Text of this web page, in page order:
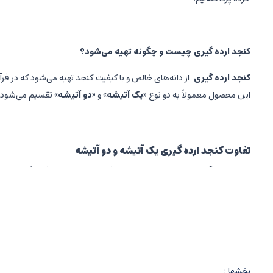
کنجد ارده گیری چیست و چگونه تهیه می‌شود؟
کنجد ارده گیری از دانه‌های خالص و با کیفیت کنجد تهیه می‌شود که در
این محصول معمولاً به دو نوع «یک آتیشه» و «دو آتیشه» تقسیم
تفاوت کنجد ارده گیری یک آتیشه و دو آتیشه
کنجد ارده گیری
یکی از خوراکی‌های پرطرفدار و پرخاصیت در فرهنگ غذایی
یک محصول فرآوری شده از دانه‌های کنجد است که به